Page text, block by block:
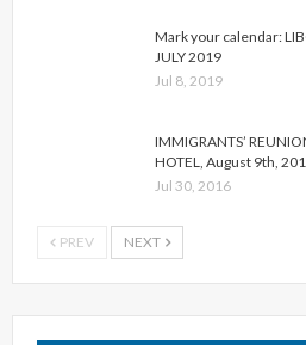
Mark your calendar:
JULY 2019
Jul 8, 2019
IMMIGRANTS’
HOTEL, August 9th,
Jul 30, 2016
PREV NEXT